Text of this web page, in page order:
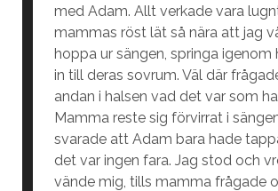
med Adam. Allt verkade vara
mammas röst lät så nära att jag
hoppa ur sängen, springa igenom
in till deras sovrum. Väl där
andan i halsen vad det var som
Mamma reste sig förvirrat i
svarade att Adam bara hade
det var ingen fara. Jag stod och
vände mig, tills mamma frågade